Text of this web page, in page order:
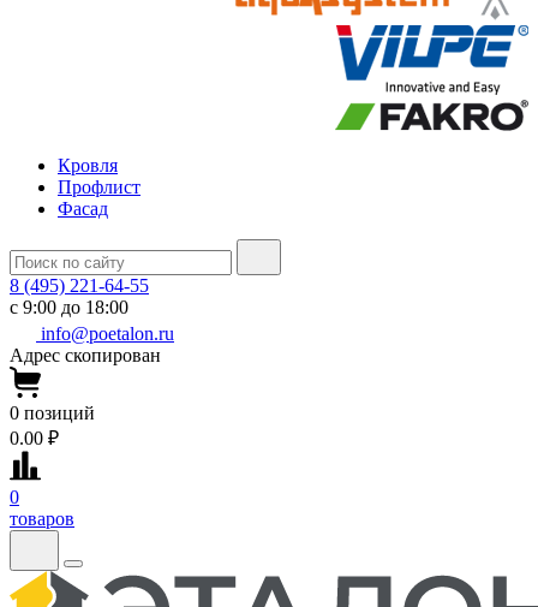
Кровля
Профлист
Фасад
8 (495) 221-64-55
с 9:00 до 18:00
info@poetalon.ru
Адрес скопирован
0 позиций
0.00 ₽
0
товаров